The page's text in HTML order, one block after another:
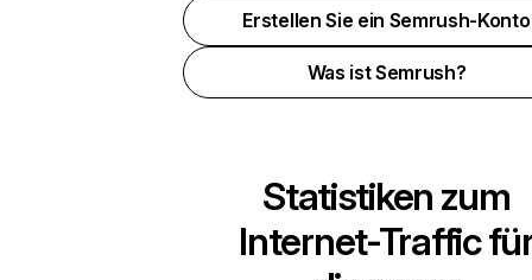
Erstellen Sie ein Semrush-Konto
Was ist Semrush?
Statistiken zum
Internet-Traffic